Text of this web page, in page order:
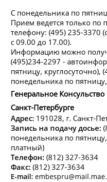
С понедельника по
Прием ведется только по
телефону: (495) 235-3370
с 09.00 до 17.00).
Информацию можно
(495)234-2297 -
пятницу, круглосуточно),
понедельника по
Генеральное
Санкт-Петербурге
Адрес: 191028, г. Санкт-
Запись на подачу досье:
понедельника по
платный)
Телефон: (812) 327-3634
Факс: (812) 327-3634
E-mail: